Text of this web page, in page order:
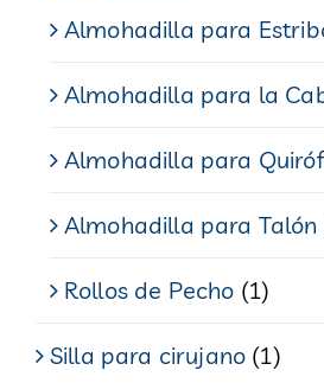
Almohadilla para
Almohadilla para la
Almohadilla para
Almohadilla para Talón
Rollos de Pecho (1)
Silla para cirujano (1)